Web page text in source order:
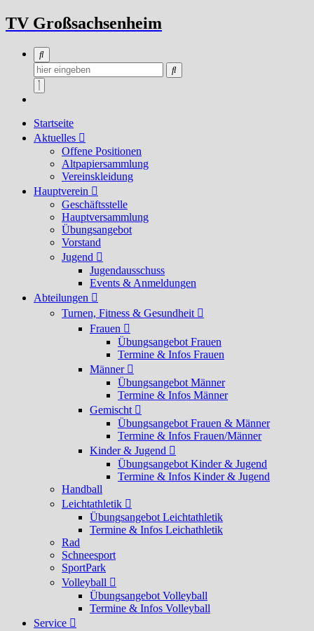
Zum
Inhalt
springen
TV Großsachsenheim
Startseite
Aktuelles
Offene Positionen
Altpapiersammlung
Vereinskleidung
Hauptverein
Geschäftsstelle
Hauptversammlung
Übungsangebot
Vorstand
Jugend
Jugendausschuss
Events & Anmeldungen
Abteilungen
Turnen, Fitness & Gesundheit
Frauen
Übungsangebot Frauen
Termine & Infos Frauen
Männer
Übungsangebot Männer
Termine & Infos Männer
Gemischt
Übungsangebot Frauen & Männer
Termine & Infos Frauen/Männer
Kinder & Jugend
Übungsangebot Kinder & Jugend
Termine & Infos Kinder & Jugend
Handball
Leichtathletik
Übungsangebot Leichtathletik
Termine & Infos Leichathletik
Rad
Schneesport
SportPark
Volleyball
Übungsangebot Volleyball
Termine & Infos Volleyball
Service